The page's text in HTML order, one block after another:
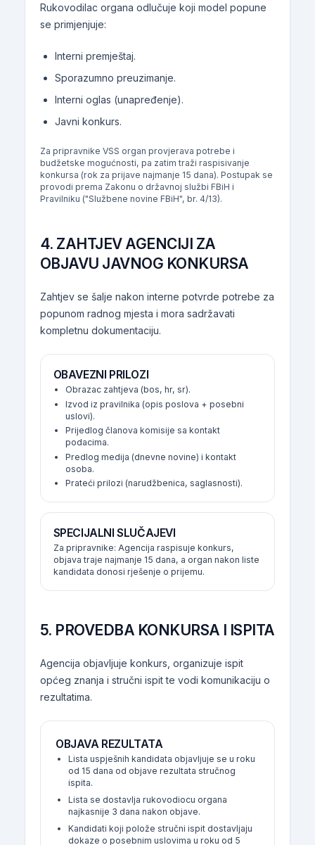
Rukovodilac organa odlučuje koji model popune
se primjenjuje:
Interni premještaj.
Sporazumno preuzimanje.
Interni oglas (unapređenje).
Javni konkurs.
Za pripravnike VSS organ provjerava potrebe i
budžetske mogućnosti, pa zatim traži raspisivanje
konkursa (rok za prijave najmanje 15 dana). Postupak se
provodi prema Zakonu o državnoj službi FBiH i
Pravilniku ("Službene novine FBiH", br. 4/13).
4. ZAHTJEV AGENCIJI ZA
OBJAVU JAVNOG KONKURSA
Zahtjev se šalje nakon interne potvrde potrebe za
popunom radnog mjesta i mora sadržavati
kompletnu dokumentaciju.
OBAVEZNI PRILOZI
Obrazac zahtjeva (bos, hr, sr).
Izvod iz pravilnika (opis poslova + posebni
uslovi).
Prijedlog članova komisije sa kontakt
podacima.
Predlog medija (dnevne novine) i kontakt
osoba.
Prateći prilozi (narudžbenica, saglasnosti).
SPECIJALNI SLUČAJEVI
Za pripravnike: Agencija raspisuje konkurs,
objava traje najmanje 15 dana, a organ nakon liste
kandidata donosi rješenje o prijemu.
5. PROVEDBA KONKURSA I ISPITA
Agencija objavljuje konkurs, organizuje ispit
općeg znanja i stručni ispit te vodi komunikaciju o
rezultatima.
OBJAVA REZULTATA
Lista uspješnih kandidata objavljuje se u roku
od 15 dana od objave rezultata stručnog
ispita.
Lista se dostavlja rukovodiocu organa
najkasnije 3 dana nakon objave.
Kandidati koji polože stručni ispit dostavljaju
dokaze o posebnim uslovima u roku od 5